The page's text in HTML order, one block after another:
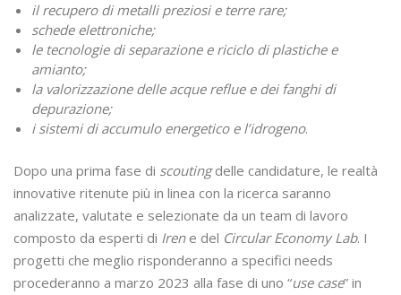
il recupero di metalli preziosi e terre rare;
schede elettroniche;
le tecnologie di separazione e riciclo di plastiche e
amianto;
la valorizzazione delle acque reflue e dei fanghi di
depurazione;
i sistemi di accumulo energetico e l’idrogeno.
Dopo una prima fase di scoutingdelle candidature, le realtà
innovative ritenute più in linea con la ricerca saranno
analizzate, valutate e selezionate da un team di lavoro
composto da esperti di Irene del Circular Economy Lab. I
progetti che meglio risponderanno a specifici needs
procederanno a marzo 2023 alla fase di uno “use case” in